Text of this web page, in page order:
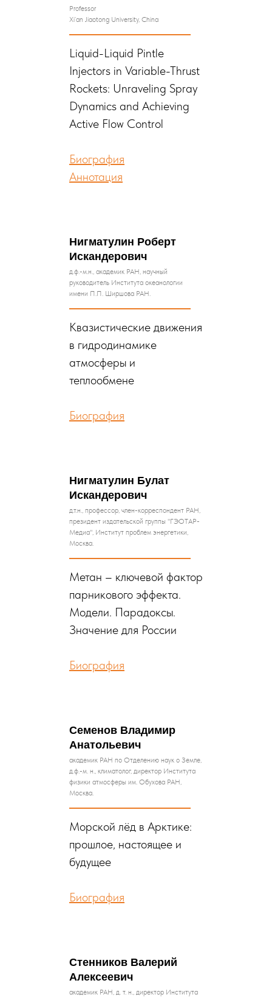
Professor
Xi’an Jiaotong University, China
Liquid-Liquid Pintle
Injectors in Variable-Thrust
Rockets: Unraveling Spray
Dynamics and Achieving
Active Flow Control
Биография
Аннотация
Нигматулин Роберт
Искандерович
д.ф.-м.н., академик РАН, научный
руководитель Института океанологии
имени П.П. Ширшова РАН.
Квазистические движения
в гидродинамике
атмосферы и
теплообмене
Биография
Нигматулин Булат
Искандерович
д.т.н., профессор, член-корреспондент РАН,
президент издательской группы "ГЭОТАР-
Медиа", Институт проблем энергетики,
Москва.
Метан – ключевой фактор
парникового эффекта.
Модели. Парадоксы.
Значение для России
Биография
Семенов Владимир
Анатольевич
академик РАН по Отделению наук о Земле,
д.ф.-м. н., климатолог, директор Института
физики атмосферы им. Обухова РАН,
Москва.
Морской лёд в Арктике:
прошлое, настоящее и
будущее
Биография
Стенников Валерий
Алексеевич
академик РАН, д. т. н., директор Института